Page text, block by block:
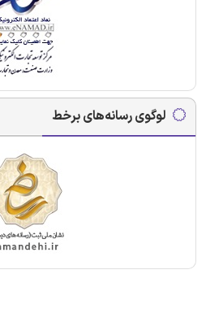
لوگوی رسانه‌های برخط